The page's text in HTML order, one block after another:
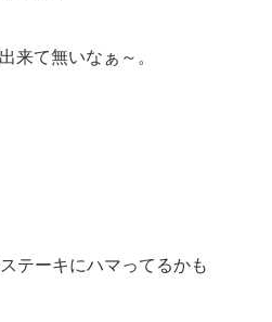
来て無いなぁ～。
テーキにハマってるかも